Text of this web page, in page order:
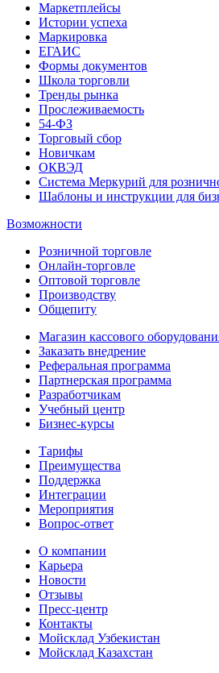
Маркетплейсы
Истории успеха
Маркировка
ЕГАИС
Формы документов
Школа торговли
Тренды рынка
Прослеживаемость
54-ФЗ
Торговый сбор
Новичкам
ОКВЭД
Система Меркурий для
Шаблоны и инструкции для
Возможности
Розничной торговле
Онлайн-торговле
Оптовой торговле
Производству
Общепиту
Магазин кассового
Заказать внедрение
Реферальная программа
Партнерская программа
Разработчикам
Учебный центр
Бизнес‑курсы
Тарифы
Преимущества
Поддержка
Интеграции
Мероприятия
Вопрос-ответ
О компании
Карьера
Новости
Отзывы
Пресс-центр
Контакты
Мойсклад Узбекистан
Мойсклад Казахстан